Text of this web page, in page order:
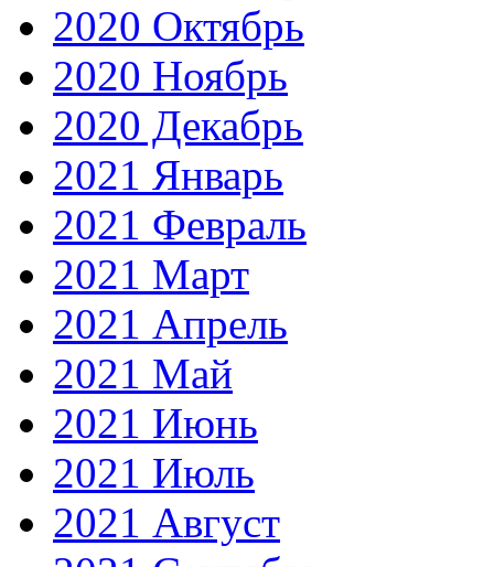
2020 Октябрь
2020 Ноябрь
2020 Декабрь
2021 Январь
2021 Февраль
2021 Март
2021 Апрель
2021 Май
2021 Июнь
2021 Июль
2021 Август